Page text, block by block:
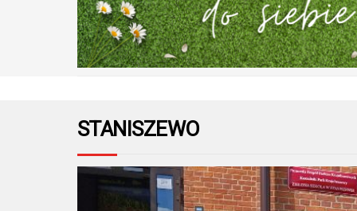
STANISZEWO